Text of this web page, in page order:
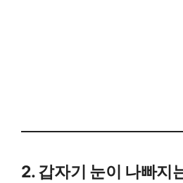
2. 갑자기 눈이 나빠지